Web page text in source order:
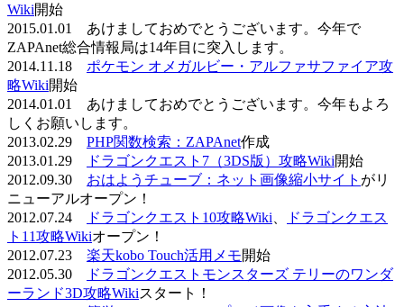
Wiki開始
2015.01.01 あけましておめでとうございます。今年で
ZAPAnet総合情報局は14年目に突入します。
2014.11.18 ポケモン オメガルビー・アルファサファイア攻
略Wiki開始
2014.01.01 あけましておめでとうございます。今年もよろ
しくお願いします。
2013.02.29 PHP関数検索：ZAPAnet作成
2013.01.29
ドラゴンクエスト7（3DS版）攻略Wiki開始
2012.09.30 おはようチューブ：ネット画像縮小サイト がリ
ニューアルオープン！
2012.07.24
ドラゴンクエスト10攻略Wiki
ドラゴンクエス
ト11攻略Wikiオープン！
2012.07.23 楽天kobo Touch活用メモ開始
2012.05.30
ドラゴンクエストモンスターズ テリーのワンダ
ーランド3D攻略Wikiスタート！